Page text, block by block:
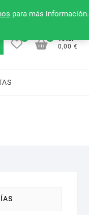
para más información.
Lista de deseos
Total
0,00 €